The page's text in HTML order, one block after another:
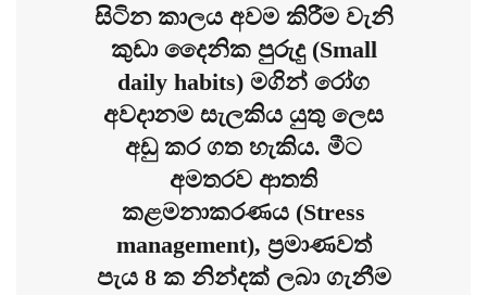
සිටින කාලය අවම කිරීම වැනි
කුඩා දෛනික පුරුදු (Small
daily habits) මගින් රෝග
අවදානම සැලකිය යුතු ලෙස
අඩු කර ගත හැකිය. මීට
අමතරව ආතති
කළමනාකරණය (Stress
management), ප්‍රමාණවත්
පැය 8 ක නින්දක් ලබා ගැනීම